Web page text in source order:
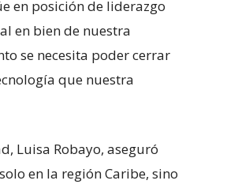
en posición de liderazgo
en bien de nuestra
se necesita poder cerrar
que nuestra
Luisa Robayo, aseguró
en la región Caribe, sino